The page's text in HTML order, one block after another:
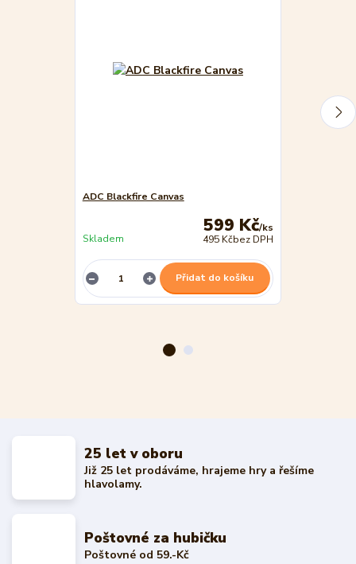
ADC Blackfire Canvas
599 Kč/ks
495 Kčbez DPH
Skladem
Přidat do košíku
25 let v oboru
Již 25 let prodáváme, hrajeme hry a řešíme
hlavolamy.
Poštovné za hubičku
Poštovné od 59.-Kč